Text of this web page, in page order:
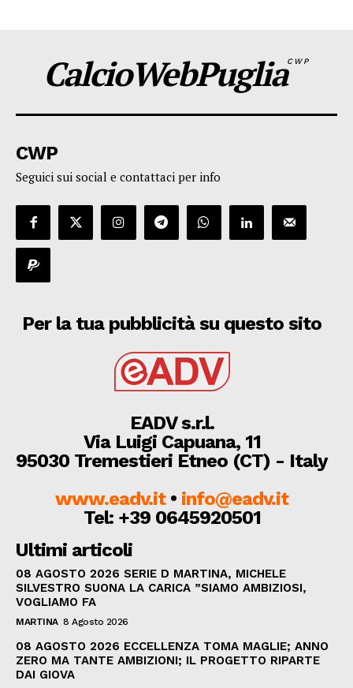
CalcioWebPugliaCWP
CWP
Seguici sui social e contattaci per info
Per la tua pubblicità su questo sito
EADV s.r.l.
Via Luigi Capuana, 11
95030 Tremestieri Etneo (CT) - Italy
www.eadv.it• info@eadv.it
Tel: +39 0645920501
Ultimi articoli
08 AGOSTO 2026 SERIE D MARTINA, MICHELE
SILVESTRO SUONA LA CARICA ”SIAMO AMBIZIOSI,
VOGLIAMO FA
MARTINA 8 Agosto 2026
08 AGOSTO 2026 ECCELLENZA TOMA MAGLIE; ANNO
ZERO MA TANTE AMBIZIONI; IL PROGETTO RIPARTE
DAI GIOVA